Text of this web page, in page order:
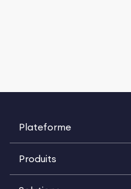
Plateforme
Produits